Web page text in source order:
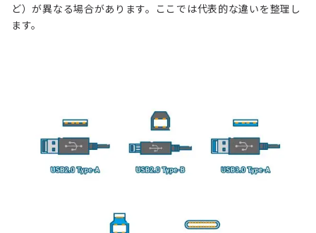
ど）が異なる場合があります。ここでは代表的な違いを整理し
ます。